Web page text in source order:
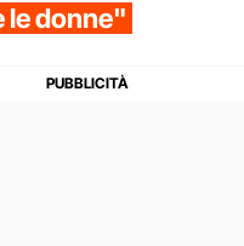
le donne"